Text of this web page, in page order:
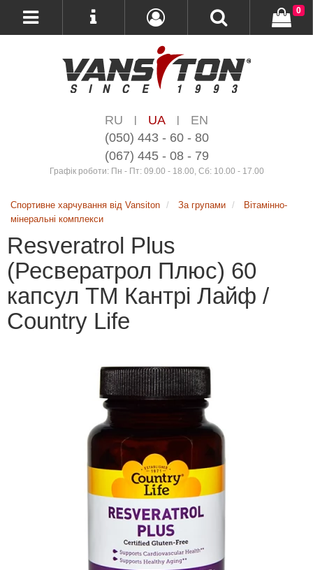
RU | UA |
EN
(050) 443 - 60 - 80
(067) 445 - 08 - 79
Графік роботи: Пн - Пт: 09.00 - 18.00, Сб: 10.00 - 17.00
0
Спортивне харчування від Vansiton За групами
Вітамінно-
мінеральні комплекси
Resveratrol Plus
(Ресвератрол Плюс) 60
капсул ТМ Кантрі Лайф /
Country Life